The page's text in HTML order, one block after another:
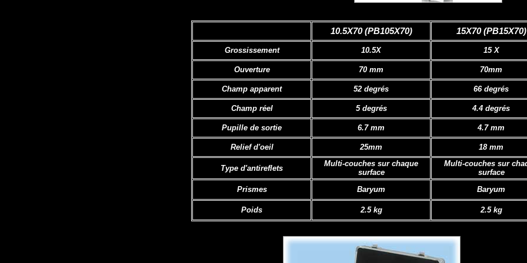
10.5X70 (PB105X70) 15X70 (PB15X70)
Grossissement 10.5X 15 X
Ouverture 70 mm 70mm
Champ apparent 52 degrés 66 degrés
Champ réel 5 degrés 4.4 degrés
Pupille de sortie 6.7 mm 4.7 mm
Relief d'oeil 25mm 18 mm
Type d'antireflets
Multi-couches sur chaque
surface
Multi-couches sur
surface
Prismes
Baryum Baryum
Poids 2.5 kg 2.5 kg